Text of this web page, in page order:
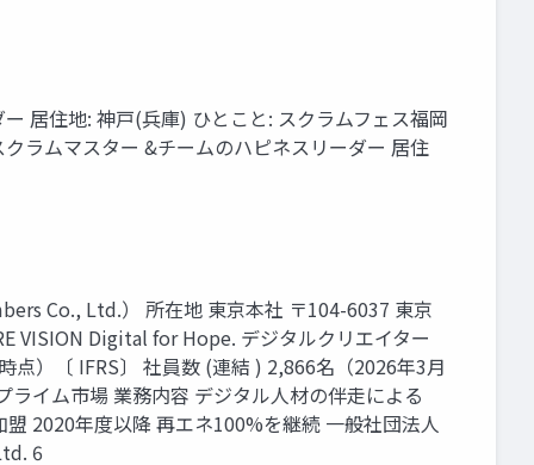
居住地: 神戸(兵庫) ひとこと: スクラムフェス福岡
ラムマスター &チームのハピネスリーダー 居住
Co., Ltd.） 所在地 東京本社 〒104-6037 東京
VISION Digital for Hope. デジタルクリエイター
）〔 IFRS〕 社員数 (連結 ) 2,866名（2026年3月
イム市場 業務内容 デジタル人材の伴走による
2020年度以降 再エネ100%を継続 一般社団法人
6